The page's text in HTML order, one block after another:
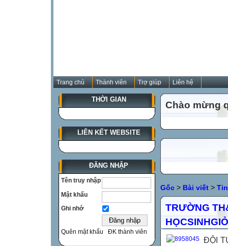
Trang chủ Thành viên Trợ giúp Liên hệ
THỜI GIAN
LIÊN KẾT WEBSITE
ĐĂNG NHẬP
Tên truy nhập
Mật khẩu
Ghi nhớ
Quên mật khẩu ĐK thành viên
Chào mừng
Gốc > Bài viết >
TRƯỜNG
ĐỘI